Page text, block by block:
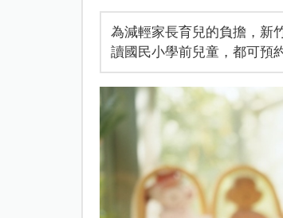
為減輕家長育兒的負擔，新
讀國民小學前兒童，都可預